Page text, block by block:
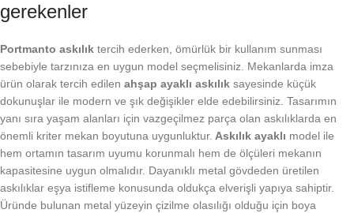
gerekenler
Portmanto askılık tercih ederken, ömürlük bir kullanım sunması
sebebiyle tarzınıza en uygun model seçmelisiniz. Mekanlarda imza
ürün olarak tercih edilen ahşap ayaklı askılık sayesinde küçük
dokunuşlar ile modern ve şık değişikler elde edebilirsiniz. Tasarımın
yanı sıra yaşam alanları için vazgeçilmez parça olan askılıklarda en
önemli kriter mekan boyutuna uygunluktur. Askılık ayaklı model ile
hem ortamın tasarım uyumu korunmalı hem de ölçüleri mekanın
kapasitesine uygun olmalıdır. Dayanıklı metal gövdeden üretilen
askılıklar eşya istifleme konusunda oldukça elverişli yapıya sahiptir.
Üründe bulunan metal yüzeyin çizilme olasılığı olduğu için boya